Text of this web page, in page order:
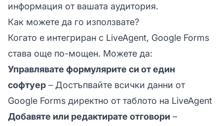
информация от вашата аудитория.
Как можете да го използвате?
Когато е интегриран с LiveAgent, Google Forms
става още по-мощен. Можете да:
Управлявате формулярите си от един
софтуер – Достъпвайте всички данни от
Google Forms директно от таблото на LiveAgent
Добавяте или редактирате отговори –